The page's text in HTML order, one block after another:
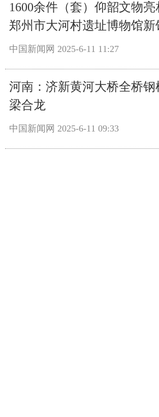
1600余件（套）仰韶文物亮
郑州市大河村遗址博物馆新
中国新闻网 2025-6-11 11:27
河南：济新黄河大桥全桥钢
梁合龙
中国新闻网 2025-6-11 09:33